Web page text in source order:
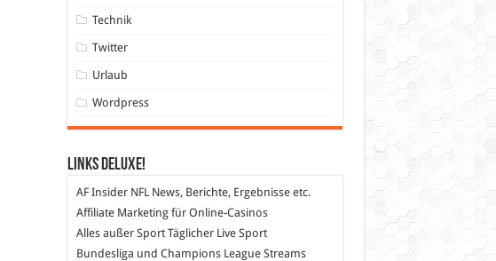
Technik
Twitter
Urlaub
Wordpress
Links DeLuXe!
AF InsiderNFL News, Berichte, Ergebnisse etc.
Affiliate Marketingfür Online-Casinos
Alles außer SportTäglicher Live Sport
Bundesliga und Champions League Streams